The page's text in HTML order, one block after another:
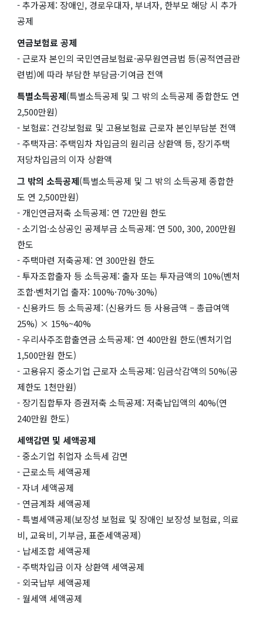
- 추가공제: 장애인, 경로우대자, 부녀자, 한부모 해당 시 추가
공제
연금보험료 공제
- 근로자 본인의 국민연금보험료·공무원연금법 등(공적연금관
련법)에 따라 부담한 부담금·기여금 전액
특별소득공제(특별소득공제 및 그 밖의 소득공제 종합한도 연
2,500만원)
- 보험료: 건강보험료 및 고용보험료 근로자 본인부담분 전액
- 주택자금: 주택임차 차입금의 원리금 상환액 등, 장기주택
저당차입금의 이자 상환액
그 밖의 소득공제(특별소득공제 및 그 밖의 소득공제 종합한
도 연 2,500만원)
- 개인연금저축 소득공제: 연 72만원 한도
- 소기업·소상공인 공제부금 소득공제: 연 500, 300, 200만원
한도
- 주택마련 저축공제: 연 300만원 한도
- 투자조합출자 등 소득공제: 출자 또는 투자금액의 10%(벤처
조합·벤처기업 출자: 100%·70%·30%)
- 신용카드 등 소득공제: (신용카드 등 사용금액 – 총급여액
25%) × 15%~40%
- 우리사주조합출연금 소득공제: 연 400만원 한도(벤처기업
1,500만원 한도)
- 고용유지 중소기업 근로자 소득공제: 임금삭감액의 50%(공
제한도 1천만원)
- 장기집합투자 증권저축 소득공제: 저축납입액의 40%(연
240만원 한도)
세액감면 및 세액공제
- 중소기업 취업자 소득세 감면
- 근로소득 세액공제
- 자녀 세액공제
- 연금계좌 세액공제
- 특별세액공제(보장성 보험료 및 장애인 보장성 보험료, 의료
비, 교육비, 기부금, 표준세액공제)
- 납세조합 세액공제
- 주택차입금 이자 상환액 세액공제
- 외국납부 세액공제
- 월세액 세액공제